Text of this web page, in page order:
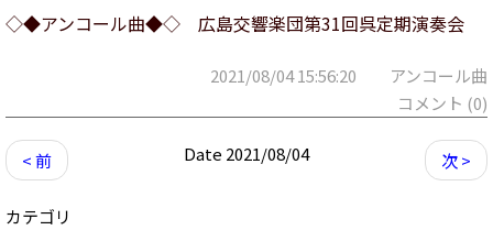
◇◆アンコール曲◆◇ 広島交響楽団第31回呉定期演奏会
2021/08/04 15:56:20 アンコール曲
コメント (0)
< 前 次 >
Date 2021/08/04
カテゴリ